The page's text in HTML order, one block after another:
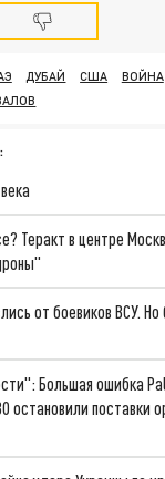
ДУБАЙ США
ВОЙНА
Теракт в центре
от боевиков ВСУ.
Большая ошибка
остановили поставки